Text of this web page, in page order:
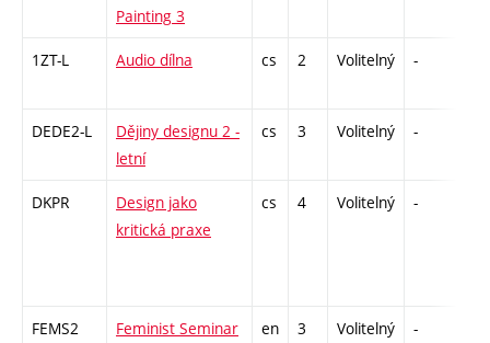
Painting 3
1ZT-L Audio dílna cs 2 Volitelný -
DEDE2-L
Dějiny designu 2 -
letní
cs 3 Volitelný -
DKPR
Design jako
kritická praxe
cs 4 Volitelný -
FEMS2
Feminist Seminar
en 3 Volitelný -